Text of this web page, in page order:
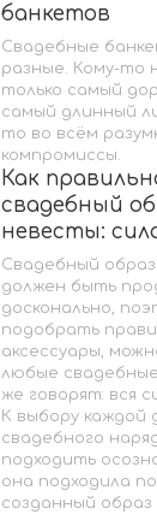
банкетов
банкетов
Свадебные
разные. Кому-то
только самый
самый длинный
то во всём
компромиссы.
Как
свадебный
невесты:
Как
свадебный
невесты:
Свадебный
должен быть
досконально,
подобрать
аксессуары,
любые
же говорят: вся
К выбору каждой
свадебного
подходить
она подходила
созданный образ